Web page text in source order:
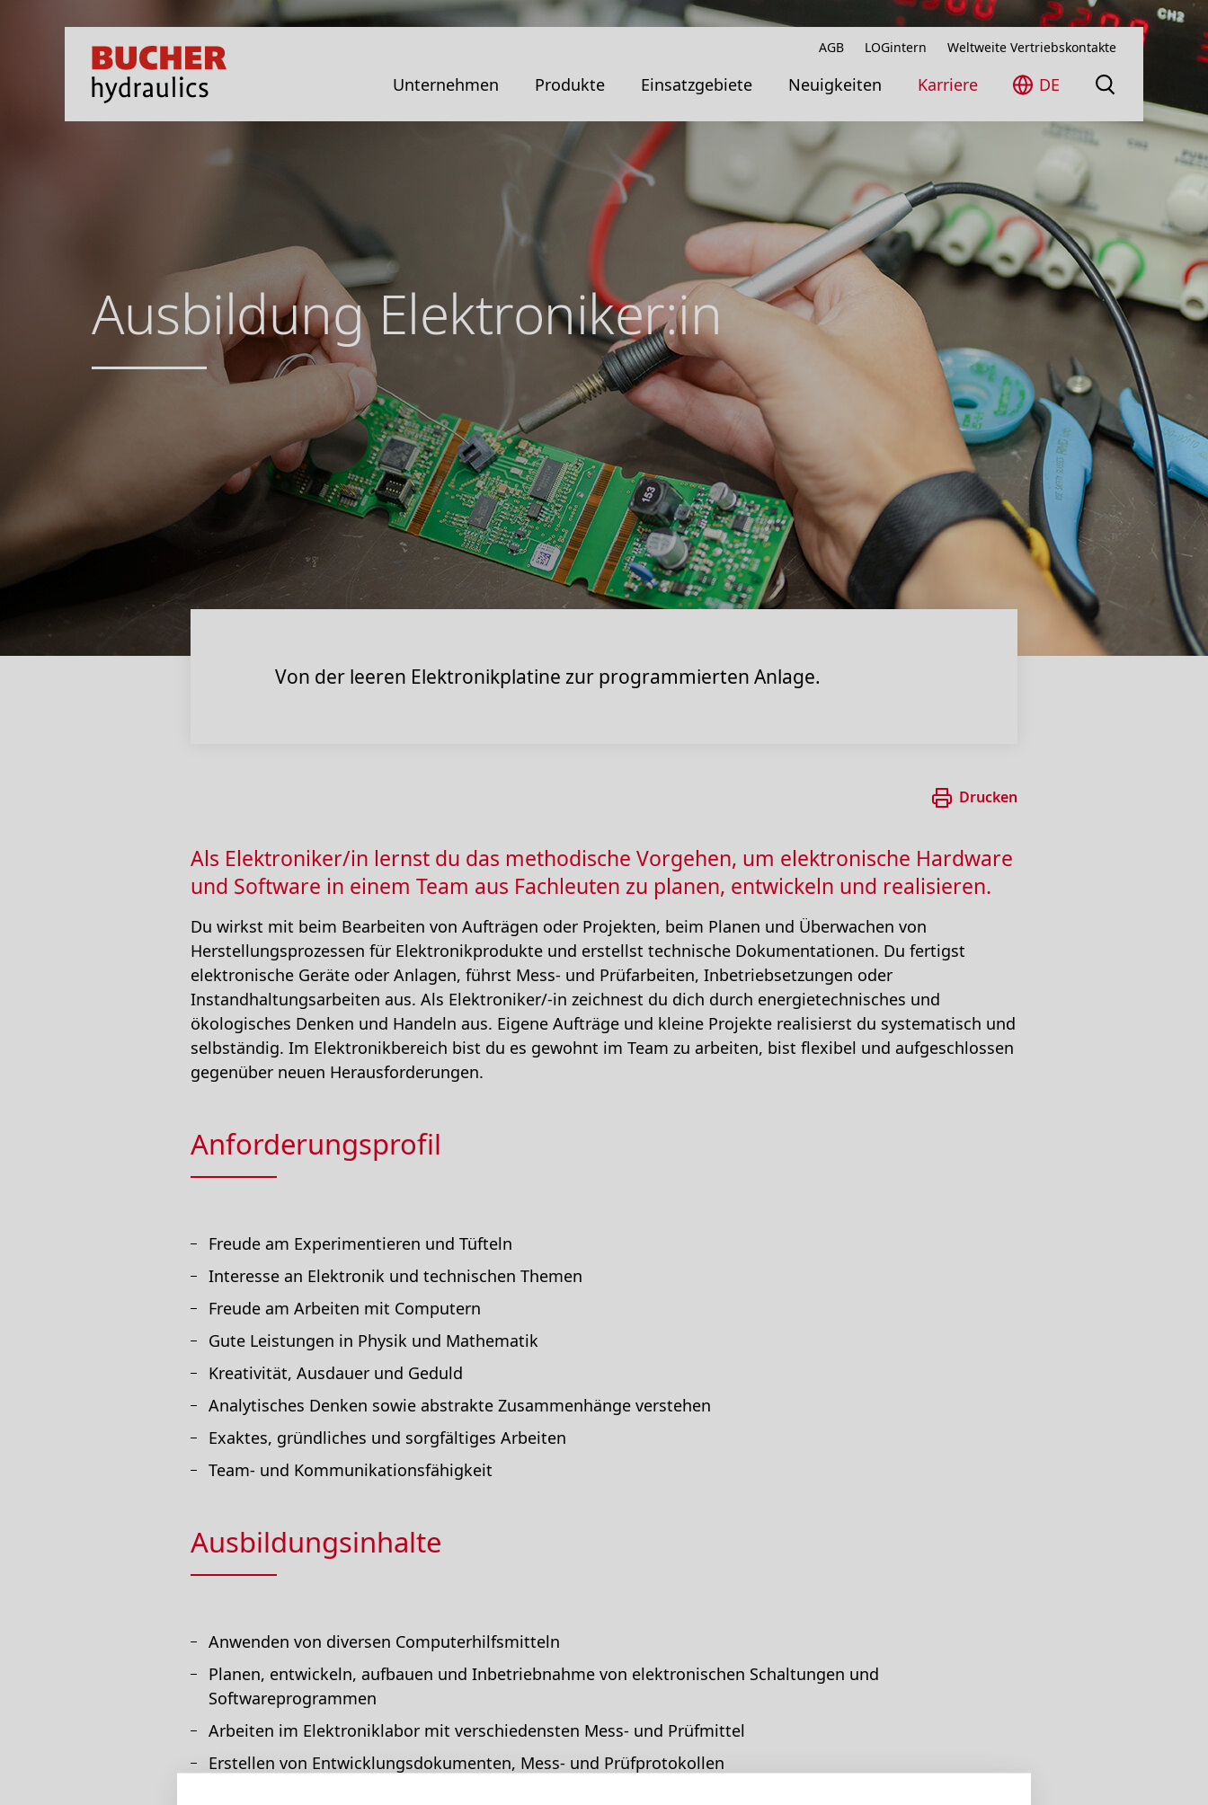
AGB LOGintern Weltweite Vertriebskontakte
Unternehmen Produkte Einsatzgebiete Neuigkeiten Karriere DE
Ausbildung Elektroniker:in
Von der leeren Elektronikplatine zur programmierten Anlage.
Drucken
Als Elektroniker/in lernst du das methodische Vorgehen, um elektronische Hardware
und Software in einem Team aus Fachleuten zu planen, entwickeln und realisieren.
Du wirkst mit beim Bearbeiten von Aufträgen oder Projekten, beim Planen und Überwachen von
Herstellungsprozessen für Elektronikprodukte und erstellst technische Dokumentationen. Du fertigst
elektronische Geräte oder Anlagen, führst Mess- und Prüfarbeiten, Inbetriebsetzungen oder
Instandhaltungsarbeiten aus. Als Elektroniker/-in zeichnest du dich durch energietechnisches und
ökologisches Denken und Handeln aus. Eigene Aufträge und kleine Projekte realisierst du systematisch und
selbständig. Im Elektronikbereich bist du es gewohnt im Team zu arbeiten, bist flexibel und aufgeschlossen
gegenüber neuen Herausforderungen.
Anforderungsprofil
Freude am Experimentieren und Tüfteln
Interesse an Elektronik und technischen Themen
Freude am Arbeiten mit Computern
Gute Leistungen in Physik und Mathematik
Kreativität, Ausdauer und Geduld
Analytisches Denken sowie abstrakte Zusammenhänge verstehen
Exaktes, gründliches und sorgfältiges Arbeiten
Team- und Kommunikationsfähigkeit
Ausbildungsinhalte
Anwenden von diversen Computerhilfsmitteln
Planen, entwickeln, aufbauen und Inbetriebnahme von elektronischen Schaltungen und
Softwareprogrammen
Arbeiten im Elektroniklabor mit verschiedensten Mess- und Prüfmittel
Erstellen von Entwicklungsdokumenten, Mess- und Prüfprotokollen